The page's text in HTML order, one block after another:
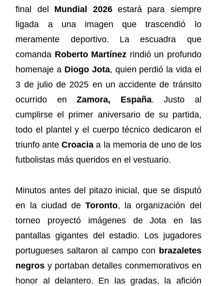
final del Mundial 2026estará para siempre
ligada a una imagen que trascendió lo
meramente deportivo. La escuadra que
comanda Roberto Martínez rindió un profundo
homenaje a Diogo Jota, quien perdió la vida el
3 de julio de 2025 en un accidente de tránsito
ocurrido enZamora, España. Justo al
cumplirse el primer aniversario de su partida,
todo el plantel y el cuerpo técnico dedicaron el
triunfo anteCroacia a la memoria de uno de los
futbolistas más queridos en el vestuario.
Minutos antes del pitazo inicial, que se disputó
en la ciudad deToronto, la organización del
torneo proyectó imágenes de Jota en las
pantallas gigantes del estadio. Los jugadores
portugueses saltaron al campo con brazaletes
negros y portaban detalles conmemorativos en
honor al delantero. En las gradas, la afición